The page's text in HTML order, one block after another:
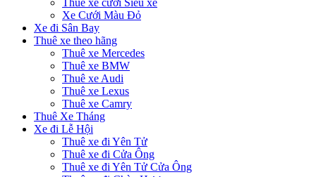
Thuê xe cưới Siêu xe
Xe Cưới Màu Đỏ
Xe đi Sân Bay
Thuê xe theo hãng
Thuê xe Mercedes
Thuê xe BMW
Thuê xe Audi
Thuê xe Lexus
Thuê xe Camry
Thuê Xe Tháng
Xe đi Lễ Hội
Thuê xe đi Yên Tử
Thuê xe đi Cửa Ông
Thuê xe đi Yên Tử Cửa Ông